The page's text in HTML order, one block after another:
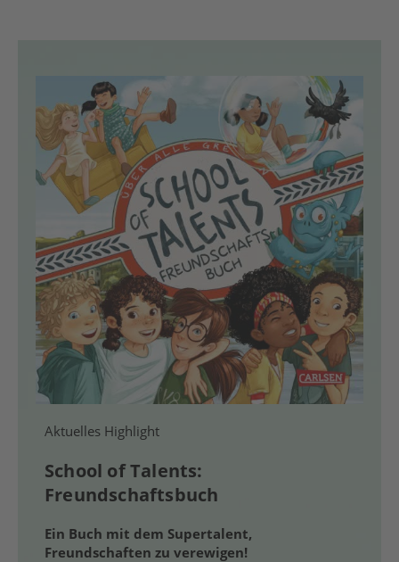
Aktuelles Highlight
School of Talents:
Freundschaftsbuch
Ein Buch mit dem Supertalent,
Freundschaften zu verewigen!